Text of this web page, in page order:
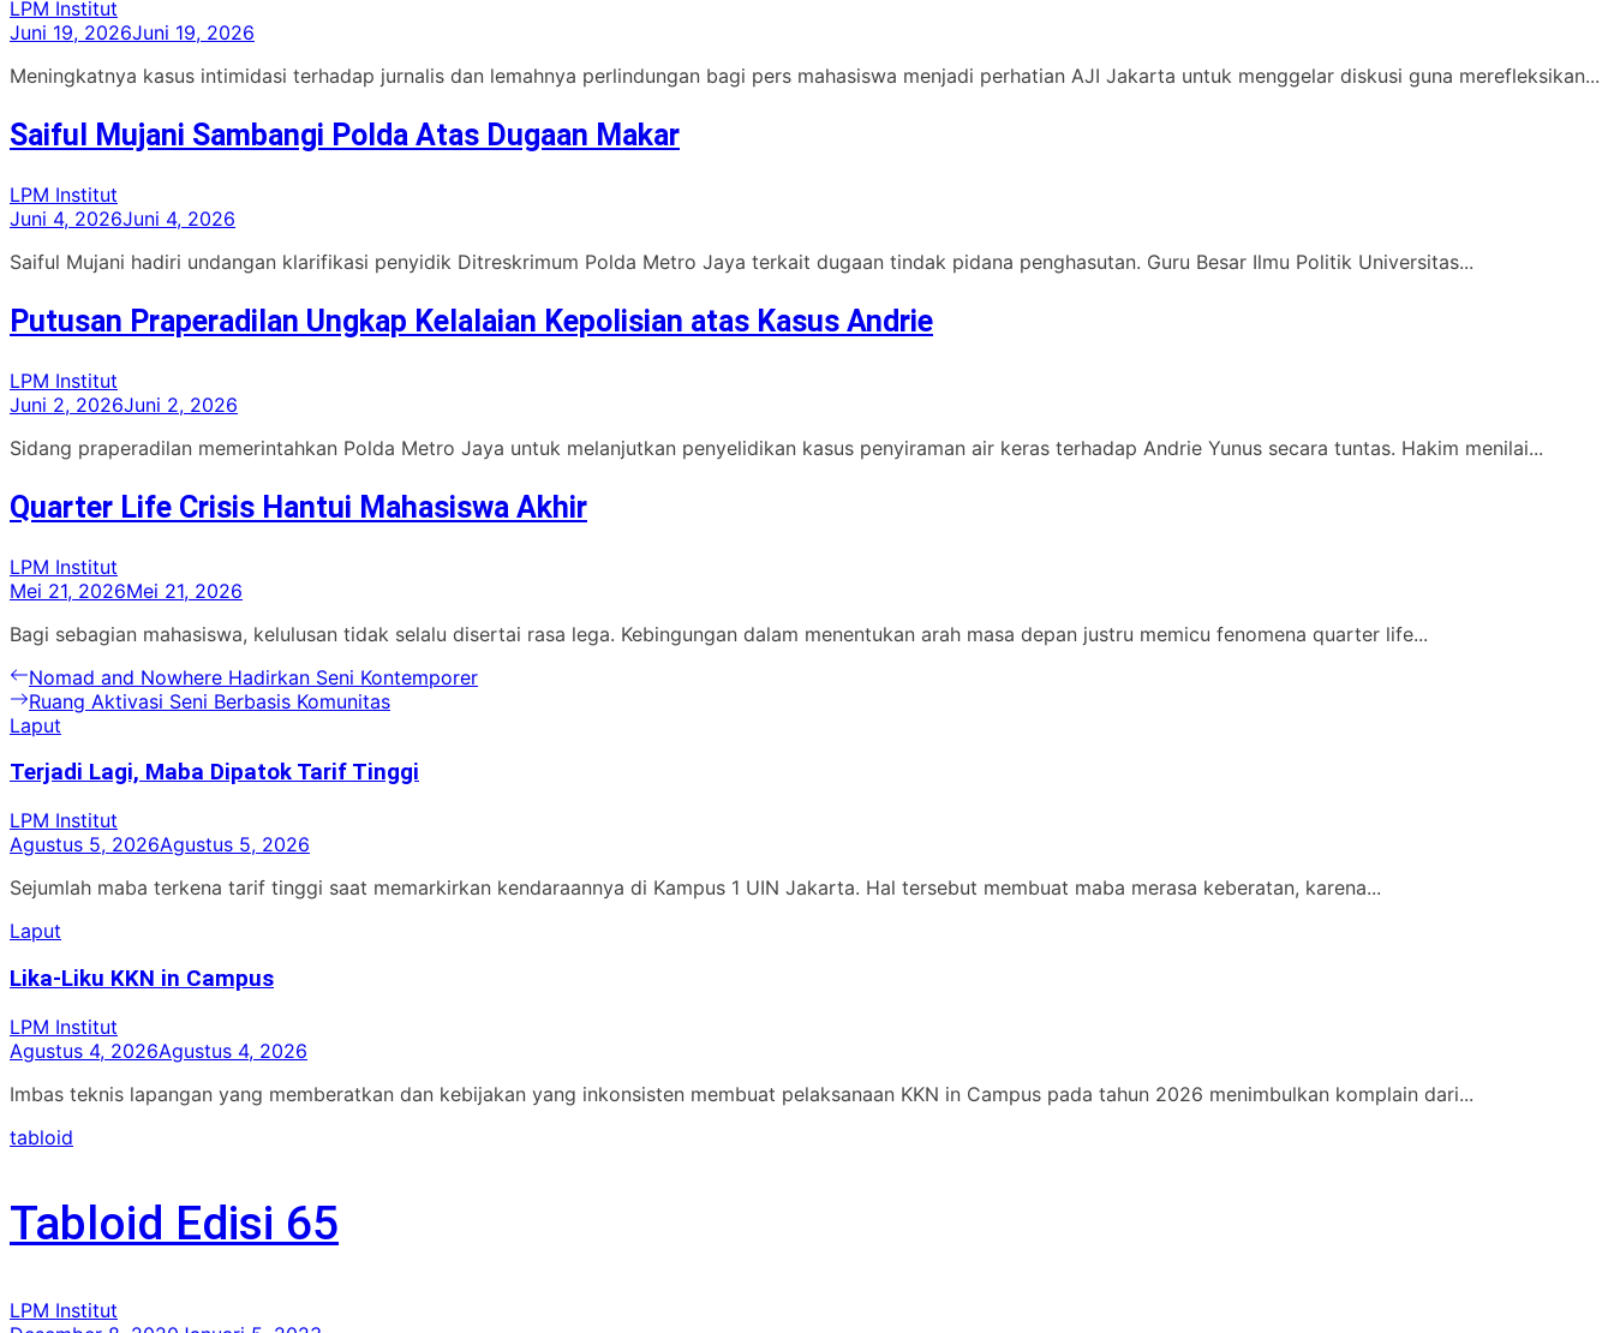
LPM Institut
Juni 19, 2026Juni 19, 2026
Meningkatnya kasus intimidasi terhadap jurnalis dan lemahnya perlindungan bagi pers mahasiswa menjadi perhatian AJI Jakarta untuk menggelar diskusi guna merefleksikan...
Saiful Mujani Sambangi Polda Atas Dugaan Makar
LPM Institut
Juni 4, 2026Juni 4, 2026
Saiful Mujani hadiri undangan klarifikasi penyidik Ditreskrimum Polda Metro Jaya terkait dugaan tindak pidana penghasutan. Guru Besar Ilmu Politik Universitas...
Putusan Praperadilan Ungkap Kelalaian Kepolisian atas Kasus Andrie
LPM Institut
Juni 2, 2026Juni 2, 2026
Sidang praperadilan memerintahkan Polda Metro Jaya untuk melanjutkan penyelidikan kasus penyiraman air keras terhadap Andrie Yunus secara tuntas. Hakim menilai...
Quarter Life Crisis Hantui Mahasiswa Akhir
LPM Institut
Mei 21, 2026Mei 21, 2026
Bagi sebagian mahasiswa, kelulusan tidak selalu disertai rasa lega. Kebingungan dalam menentukan arah masa depan justru memicu fenomena quarter life...
Navigasi
pos
Previous
post:
Nomad and Nowhere Hadirkan Seni Kontemporer
Next
post:
Ruang Aktivasi Seni Berbasis Komunitas
Laput
Terjadi Lagi, Maba Dipatok Tarif Tinggi
LPM Institut
Agustus 5, 2026Agustus 5, 2026
Sejumlah maba terkena tarif tinggi saat memarkirkan kendaraannya di Kampus 1 UIN Jakarta. Hal tersebut membuat maba merasa keberatan, karena...
Laput
Lika-Liku KKN in Campus
LPM Institut
Agustus 4, 2026Agustus 4, 2026
Imbas teknis lapangan yang memberatkan dan kebijakan yang inkonsisten membuat pelaksanaan KKN in Campus pada tahun 2026 menimbulkan komplain dari...
tabloid
Tabloid Edisi 65
LPM Institut